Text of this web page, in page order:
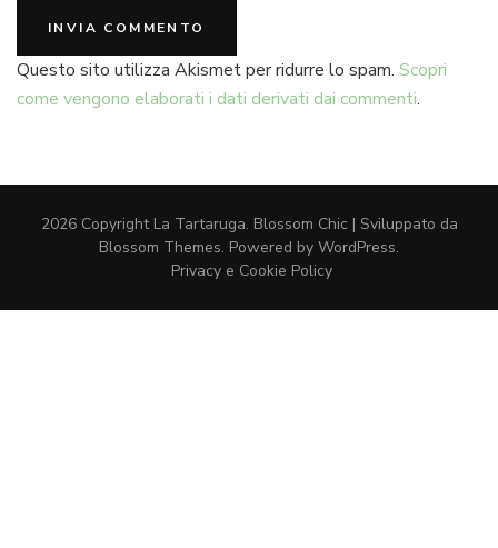
Questo sito utilizza Akismet per ridurre lo spam. Scopri
come vengono elaborati i dati derivati dai commenti.
2026 Copyright La Tartaruga. Blossom Chic | Sviluppato da
Blossom Themes. Powered by WordPress.
Privacy e Cookie Policy